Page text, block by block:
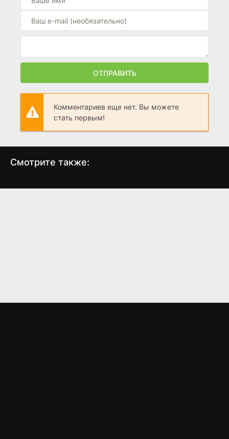
(2026)
10
Рустер / Петух
ОТПРАВИТЬ
Комментариев еще нет. Вы можете
стать первым!
Смотрите также:
По задумке Несгибаемый мальчик